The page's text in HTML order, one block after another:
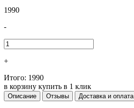
1990
-
+
Итого: 1990
в корзину купить в 1 клик
Описание Отзывы Доставка и оплата